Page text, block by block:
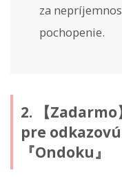
za
pochopenie.
2. 【
pre
『Ondoku』